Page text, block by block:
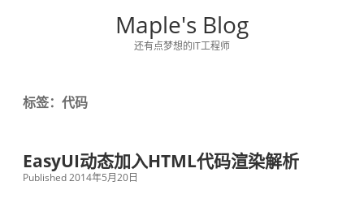
Maple's Blog
还有点梦想的IT工程师
标签：代码
EasyUI动态加入HTML代码渲染解析
Published 2014年5月20日